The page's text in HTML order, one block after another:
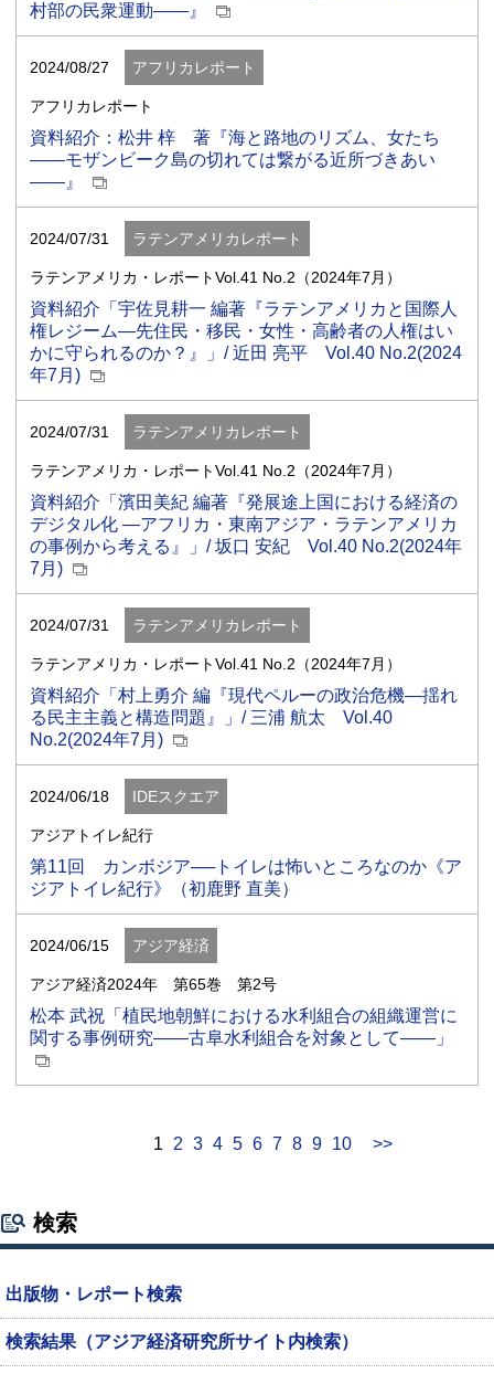
村部の民衆運動――』
2024/08/27 アフリカレポート
アフリカレポート
資料紹介：松井 梓 著『海と路地のリズム、女たち
――モザンビーク島の切れては繋がる近所づきあい
――』
2024/07/31 ラテンアメリカレポート
ラテンアメリカ・レポートVol.41 No.2（2024年7月）
資料紹介「宇佐見耕一 編著『ラテンアメリカと国際人
権レジーム―先住民・移民・女性・高齢者の人権はい
かに守られるのか？』」/ 近田 亮平 Vol.40 No.2(2024
年7月)
2024/07/31 ラテンアメリカレポート
ラテンアメリカ・レポートVol.41 No.2（2024年7月）
資料紹介「濱田美紀 編著『発展途上国における経済の
デジタル化 ―アフリカ・東南アジア・ラテンアメリカ
の事例から考える』」/ 坂口 安紀 Vol.40 No.2(2024年
7月)
2024/07/31 ラテンアメリカレポート
ラテンアメリカ・レポートVol.41 No.2（2024年7月）
資料紹介「村上勇介 編『現代ペルーの政治危機―揺れ
る民主主義と構造問題』」/ 三浦 航太 Vol.40
No.2(2024年7月)
2024/06/18 IDEスクエア
アジアトイレ紀行
第11回 カンボジア──トイレは怖いところなのか《ア
ジアトイレ紀行》（初鹿野 直美）
2024/06/15 アジア経済
アジア経済2024年 第65巻 第2号
松本 武祝「植民地朝鮮における水利組合の組織運営に
関する事例研究――古阜水利組合を対象として――」
1 2 3 4 5 6 7 8 9 10 >>
検索
出版物・レポート検索
検索結果（アジア経済研究所サイト内検索）